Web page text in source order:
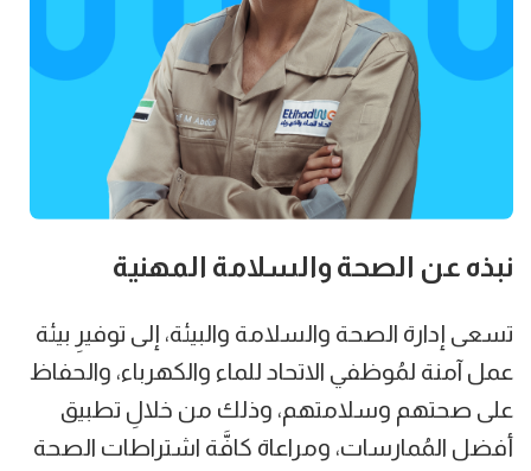
نبذه عن الصحة والسلامة المهنية
تسعى إدارة الصحة والسلامة والبيئة، إلى توفيرِ بيئة
عمل آمنة لمُوظفي الاتحاد للماء والكهرباء، والحفاظ
على صحتهم وسلامتهم، وذلك من خلالِ تطبيق
أفضل المُمارسات، ومراعاة كافَّة اشتراطات الصحة